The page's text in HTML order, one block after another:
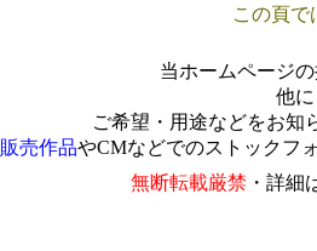
この頁で
当ホームページ
他に
ご希望・用途などをお知
販売作品やCMなどでのストックフ
無断転載厳禁 ・詳細